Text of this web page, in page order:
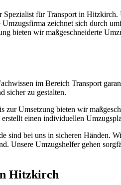
für Transport in Hitzkirch.
zeichnet sich durch
bieten wir maßgeschneiderte
im Bereich Transport
sicher zu gestalten.
zur Umsetzung bieten wir
einen individuellen
sind bei uns in sicheren Händen.
Unsere Umzugshelfer gehen
Hitzkirch